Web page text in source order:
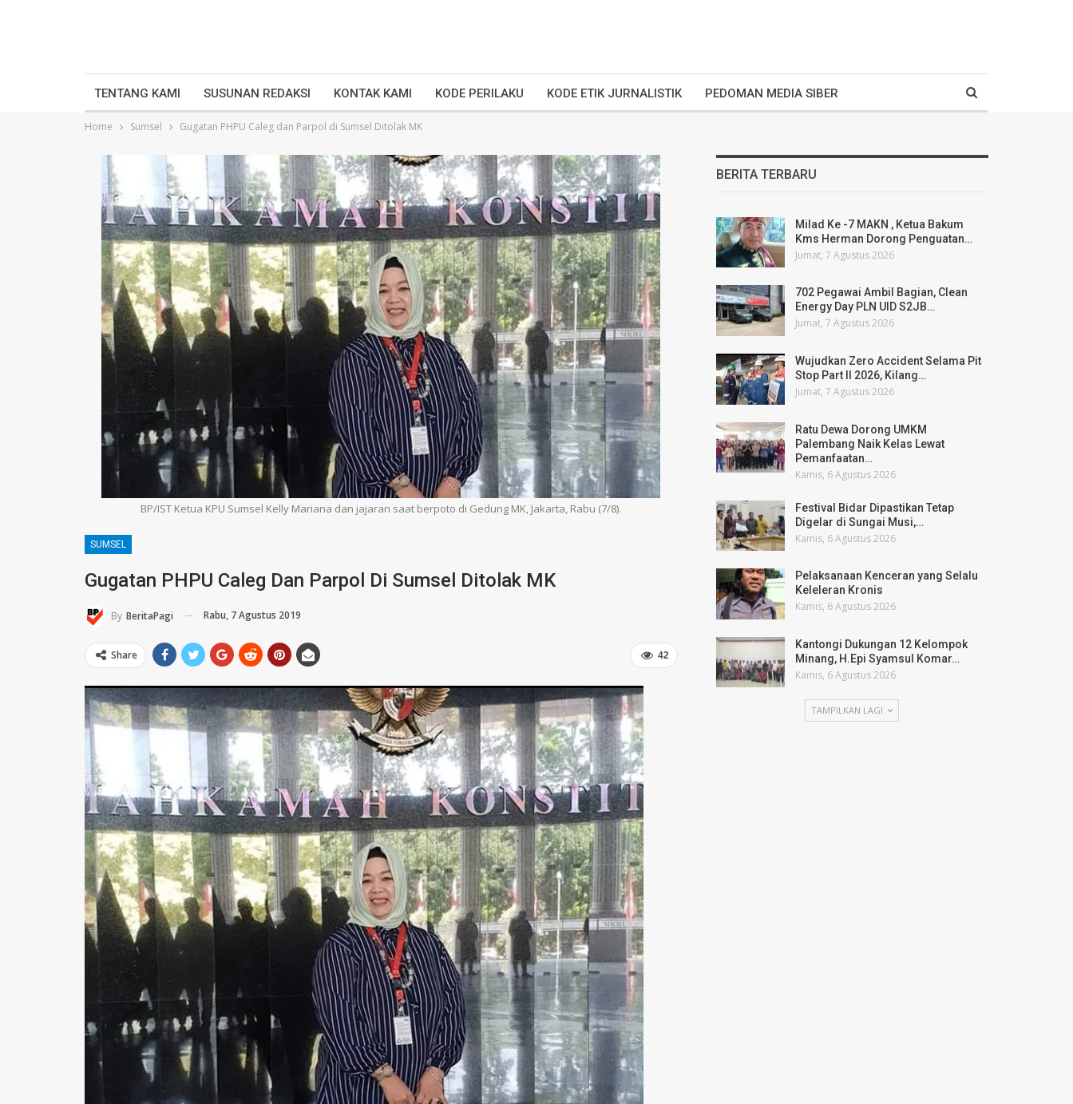
TENTANG KAMI SUSUNAN REDAKSI KONTAK KAMI KODE PERILAKU KODE ETIK JURNALISTIK PEDOMAN MEDIA SIBER
Home Sumsel Gugatan PHPU Caleg dan Parpol di Sumsel Ditolak MK
BP/IST Ketua KPU Sumsel Kelly Mariana dan jajaran saat berpoto di Gedung MK, Jakarta, Rabu (7/8).
SUMSEL
Gugatan PHPU Caleg Dan Parpol Di Sumsel Ditolak MK
By BeritaPagi Rabu, 7 Agustus 2019
42
Share
BERITA TERBARU
Milad Ke -7 MAKN , Ketua Bakum
Kms Herman Dorong Penguatan…
Jumat, 7 Agustus 2026
702 Pegawai Ambil Bagian, Clean
Energy Day PLN UID S2JB…
Jumat, 7 Agustus 2026
Wujudkan Zero Accident Selama Pit
Stop Part II 2026, Kilang…
Jumat, 7 Agustus 2026
Ratu Dewa Dorong UMKM
Palembang Naik Kelas Lewat
Pemanfaatan…
Kamis, 6 Agustus 2026
Festival Bidar Dipastikan Tetap
Digelar di Sungai Musi,…
Kamis, 6 Agustus 2026
Pelaksanaan Kenceran yang Selalu
Keleleran Kronis
Kamis, 6 Agustus 2026
Kantongi Dukungan 12 Kelompok
Minang, H.Epi Syamsul Komar…
Kamis, 6 Agustus 2026
TAMPILKAN LAGI